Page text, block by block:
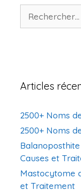
Rechercher :
Articles
2500+ Noms
2500+ Noms
Causes et
Mastocytome
et Traitement